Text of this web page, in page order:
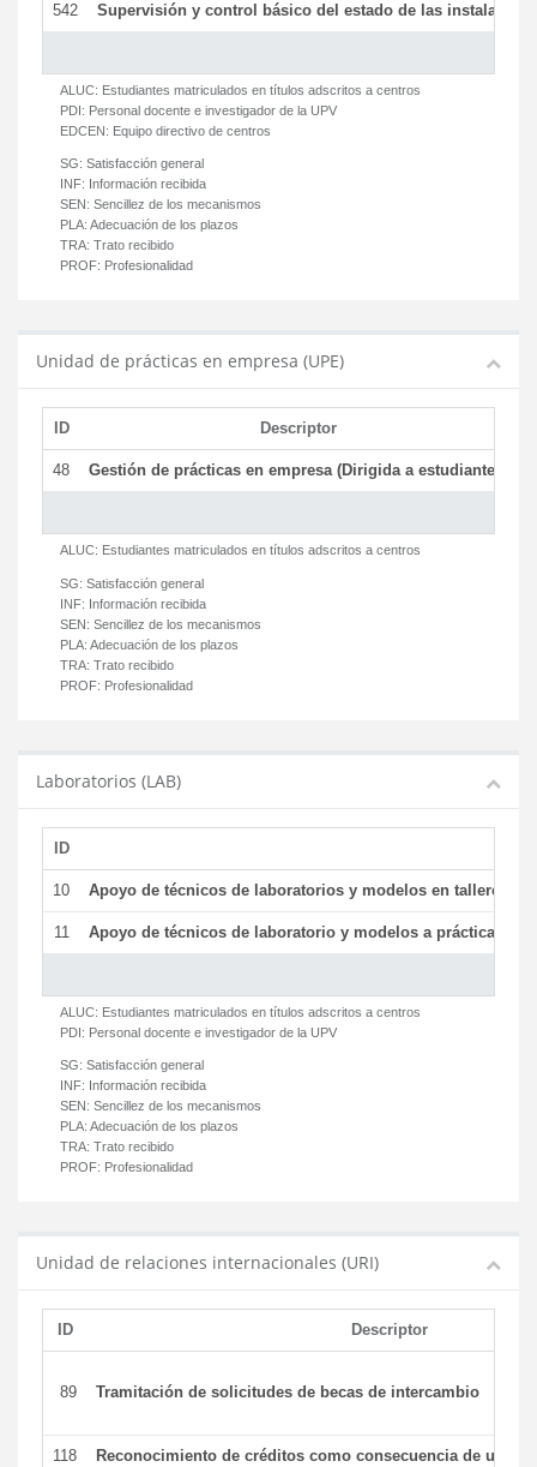
542 Supervisión y control básico del estado de las
ALUC: Estudiantes matriculados en títulos adscritos a centros
PDI: Personal docente e investigador de la UPV
EDCEN: Equipo directivo de centros
SG: Satisfacción general
INF: Información recibida
SEN: Sencillez de los mecanismos
PLA: Adecuación de los plazos
TRA: Trato recibido
PROF: Profesionalidad
Unidad de prácticas en empresa (UPE)
ID Descriptor
48 Gestión de prácticas en empresa (Dirigida a estudiantes)
ALUC: Estudiantes matriculados en títulos adscritos a centros
SG: Satisfacción general
INF: Información recibida
SEN: Sencillez de los mecanismos
PLA: Adecuación de los plazos
TRA: Trato recibido
PROF: Profesionalidad
Laboratorios (LAB)
ID
10 Apoyo de técnicos de laboratorios y modelos en talleres/
11 Apoyo de técnicos de laboratorio y modelos a prácticas y
ALUC: Estudiantes matriculados en títulos adscritos a centros
PDI: Personal docente e investigador de la UPV
SG: Satisfacción general
INF: Información recibida
SEN: Sencillez de los mecanismos
PLA: Adecuación de los plazos
TRA: Trato recibido
PROF: Profesionalidad
Unidad de relaciones internacionales (URI)
ID Descriptor
89 Tramitación de solicitudes de becas de intercambio
118 Reconocimiento de créditos como consecuencia de un